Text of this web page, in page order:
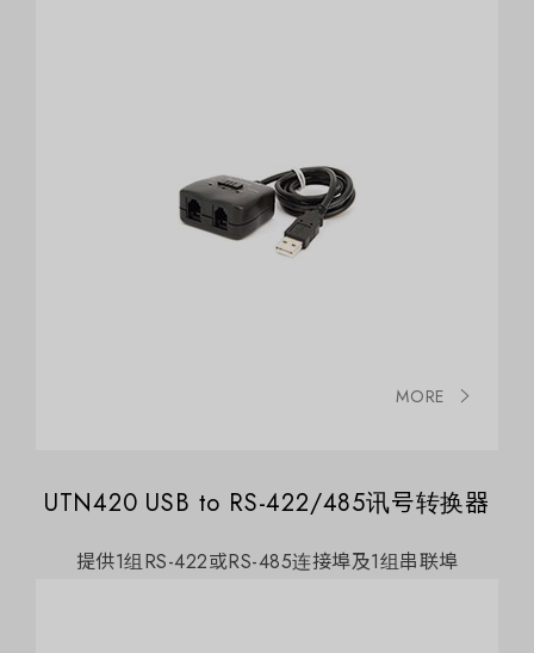
MORE
UTN420 USB to RS-422/485讯号转换器
提供1组RS-422或RS-485连接埠及1组串联埠